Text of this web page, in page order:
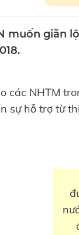
muốn giãn
các NHTM
sự hỗ trợ từ